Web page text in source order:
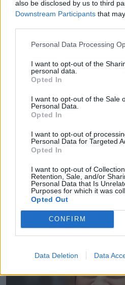
also be disclosed by us to third
Downstream Participants that
Personal Data Processing
I want to opt-out of the
personal data.
Opted In
I want to opt-out of the Sale
Personal Data.
Opted In
I want to opt-out of
Personal Data for Targeted
Opted In
I want to opt-out of
Retention, Sale, and/or
Personal Data that Is
Purposes for which it was
Opted Out
CONFIRM
Data Deletion Data
ĢIMENES VESELĪBA
Aizpildi un uzzini, vai esi riska
dzemdes kakla vēža risku